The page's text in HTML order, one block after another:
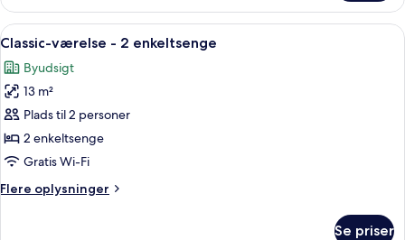
Indlæs
alle
billeder
af
Classic-
værelse
-
enkeltsenge
Classic-værelse - 2 enkeltsenge |
6
Classic-værelse - 2 enkeltsenge
Byudsigt
13 m²
Plads til 2 personer
2 enkeltsenge
Gratis Wi-Fi
Flere oplysninger
Flere
Se priser